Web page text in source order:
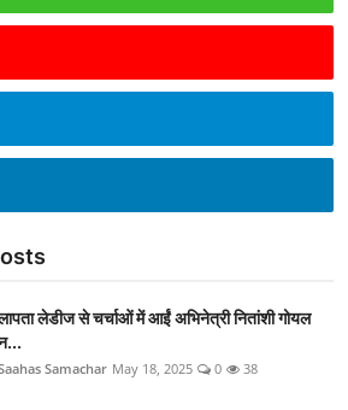
लेडीज से चर्चाओं में आईं अभिनेत्री नितांशी गोयल
Samachar May 18, 2025 0 38